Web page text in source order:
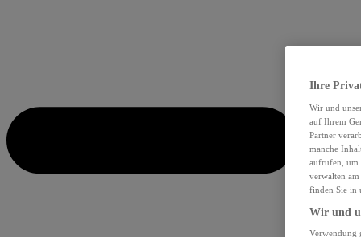
Ihre
Wir und
auf Ihrem
Partner
manche
aufrufen, um
verwalten
finden Sie in
Wir und
Verwendung